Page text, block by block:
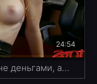
24:54
Рыжая начальница выдала премию не деньгами, а своим мохнатым вареником.